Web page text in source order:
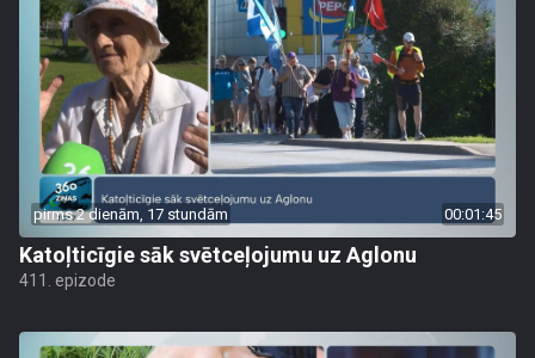
pirms 2 dienām, 17 stundām 00:01:45
Katoļticīgie sāk svētceļojumu uz Aglonu
411. epizode